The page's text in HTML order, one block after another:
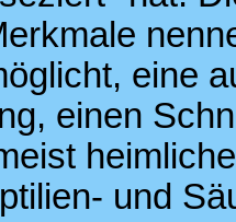
eine
einen
und